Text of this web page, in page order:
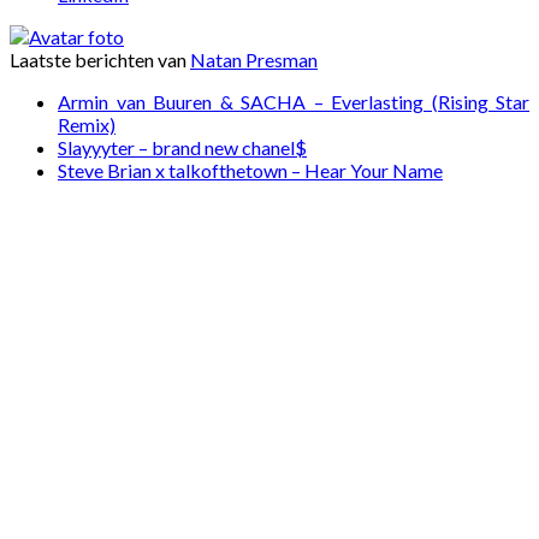
Laatste berichten van Natan Presman
Armin van Buuren & SACHA – Everlasting (Rising Star
Remix)
Slayyyter – brand new chanel$
Steve Brian x talkofthetown – Hear Your Name